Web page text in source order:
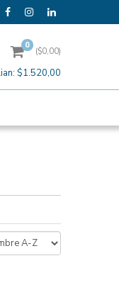
0
($0,00)
$1.520,00